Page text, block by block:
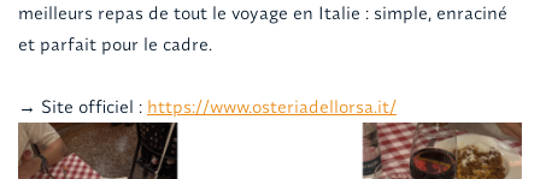
meilleurs repas de tout le voyage en Italie : simple, enraciné
et parfait pour le cadre.
→ Site officiel : https://www.osteriadellorsa.it/